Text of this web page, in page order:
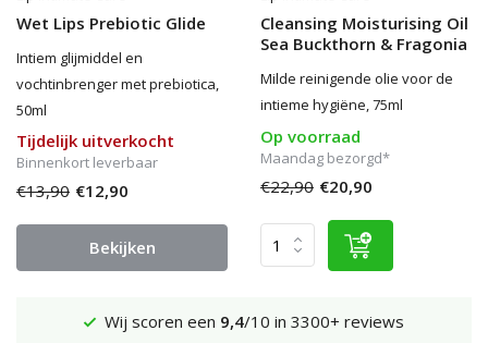
Wet Lips Prebiotic Glide
Intiem glijmiddel en
vochtinbrenger met prebiotica,
50ml
Tijdelijk uitverkocht
Binnenkort leverbaar
€13,90 €12,90
Bekijken
Cleansing Moisturising Oil
Sea Buckthorn & Fragonia
Milde reinigende olie voor de
intieme hygiëne, 75ml
Op voorraad
Maandag bezorgd*
€22,90 €20,90
Wij scoren een 9,4/10 in 3300+ reviews